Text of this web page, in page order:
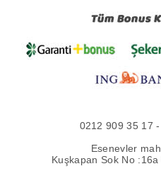
0212 909 35 17
Esenevler
Kuşkapan Sok No :16a